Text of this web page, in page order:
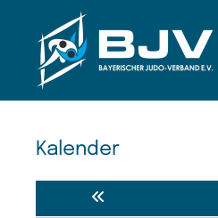
Zum Hauptinhalt springen
Kalender